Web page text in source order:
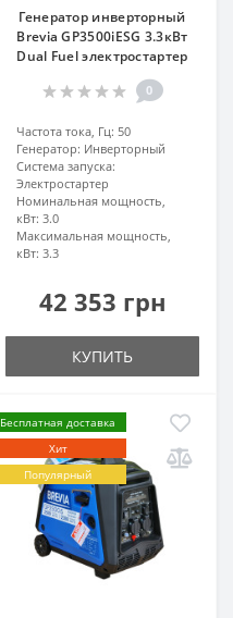
Генератор инверторный
Brevia GP3500iESG 3.3кВт
Dual Fuel электростартер
0
Частота тока, Гц: 50
Генератор: Инверторный
Система запуска:
Электростартер
Номинальная мощность,
кВт: 3.0
Максимальная мощность,
кВт: 3.3
42 353 грн
КУПИТЬ
Бесплатная доставка
Хит
Популярный